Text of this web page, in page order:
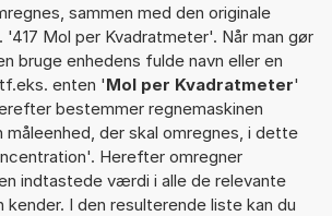
sammen med den originale
'417 Mol per Kvadratmeter'. Når man gør
bruge enhedens fulde navn eller en
enten 'Mol per Kvadratmeter'
bestemmer regnemaskinen
der skal omregnes, i dette
Herefter omregner
indtastede værdi i alle de relevante
kender. I den resulterende liste kan du